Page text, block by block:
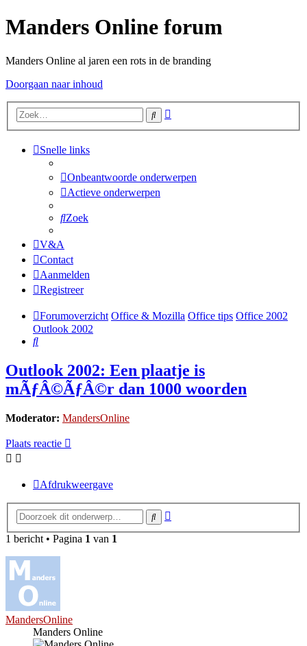
Manders Online forum
Manders Online al jaren een rots in de branding
Doorgaan naar inhoud
Zoek
Snelle links
Onbeantwoorde onderwerpen
Actieve onderwerpen
Zoek
V&A
Contact
Aanmelden
Registreer
Forumoverzicht Office & Mozilla Office tips Office 2002
Outlook 2002
Zoek
Outlook 2002: Een plaatje is
mÃƒÂ©ÃƒÂ©r dan 1000 woorden
Moderator: MandersOnline
Plaats reactie
Afdrukweergave
Zoek
1 bericht • Pagina 1 van 1
MandersOnline
Manders Online